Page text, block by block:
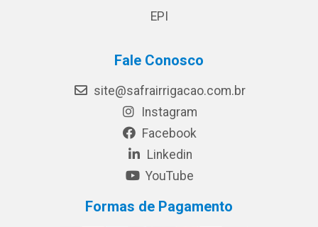
EPI
Fale Conosco
site@safrairrigacao.com.br
Instagram
Facebook
Linkedin
YouTube
Formas de Pagamento